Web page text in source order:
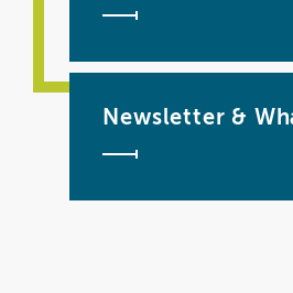
Newsletter &